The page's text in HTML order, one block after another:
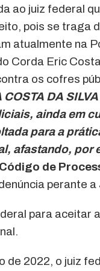
ao juiz federal
pois se traga
atualmente na
Corda Eric
os cofres
COSTA DA
ainda em
para a
afastando,
de
perante
para aceitar
de 2022, o juiz